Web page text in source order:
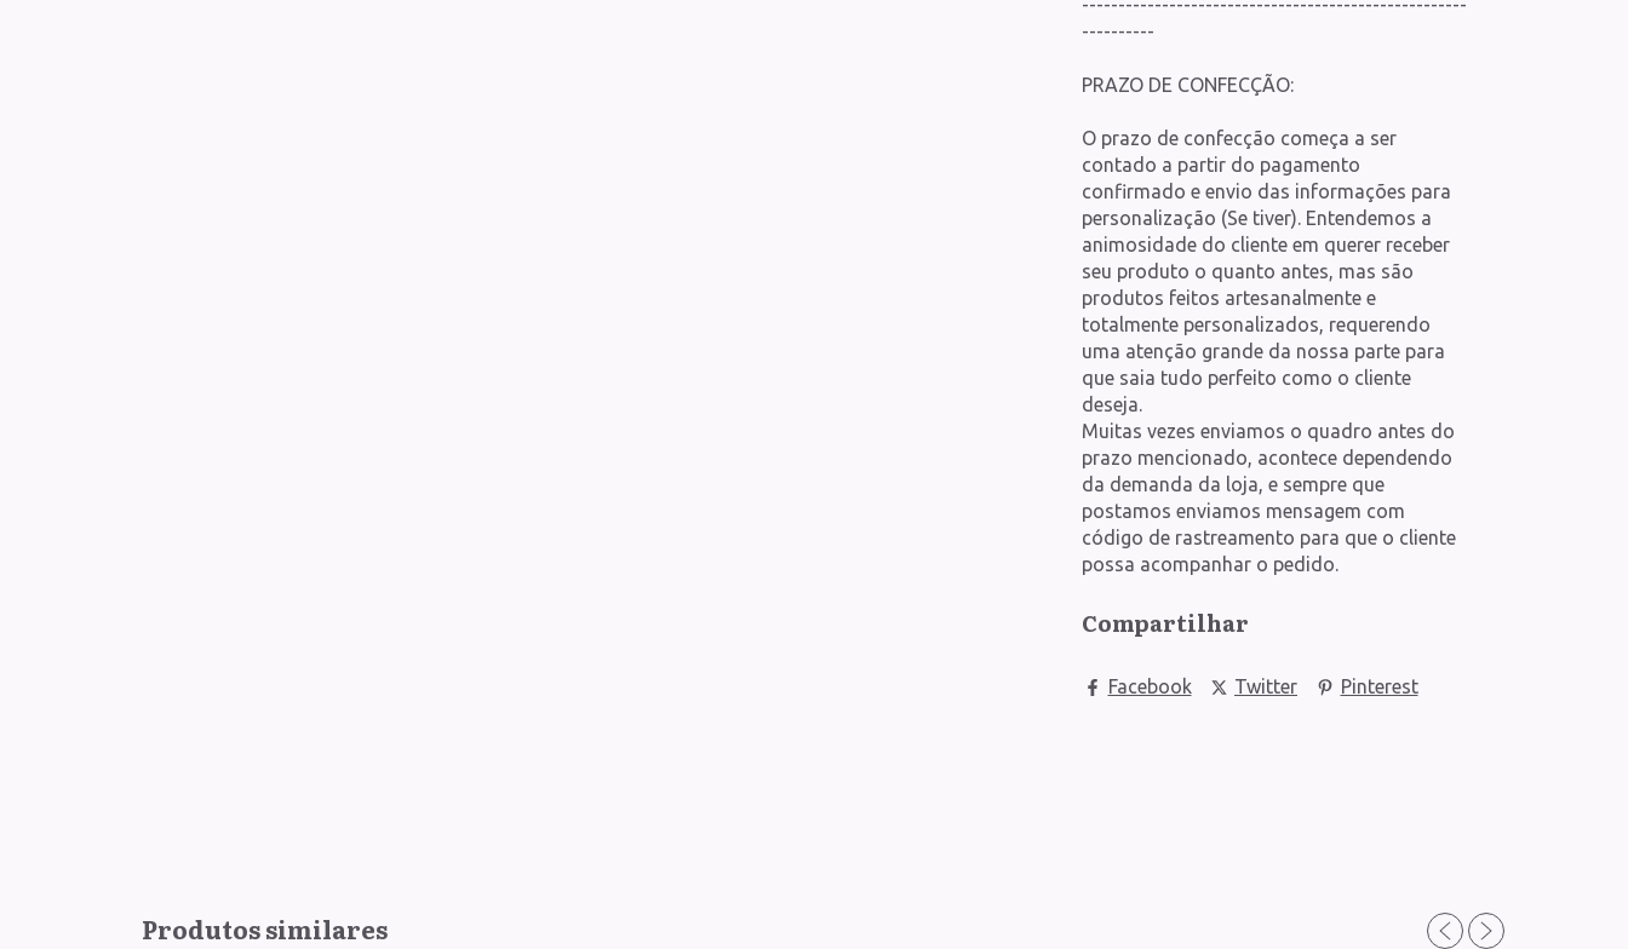
-----------------------------------------------------
----------
PRAZO DE CONFECÇÃO:
O prazo de confecção começa a ser
contado a partir do pagamento
confirmado e envio das informações para
personalização (Se tiver). Entendemos a
animosidade do cliente em querer receber
seu produto o quanto antes, mas são
produtos feitos artesanalmente e
totalmente personalizados, requerendo
uma atenção grande da nossa parte para
que saia tudo perfeito como o cliente
deseja.
Muitas vezes enviamos o quadro antes do
prazo mencionado, acontece dependendo
da demanda da loja, e sempre que
postamos enviamos mensagem com
código de rastreamento para que o cliente
possa acompanhar o pedido.
Compartilhar
Facebook Twitter Pinterest
Produtos similares